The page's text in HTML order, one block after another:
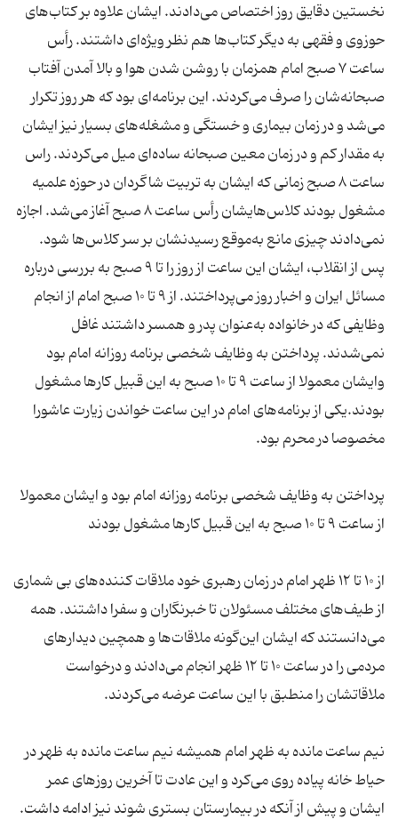
نخستین دقایق روز اختصاص می‌دادند. ایشان علاوه بر کتاب‌های
حوزوی و فقهی به دیگر کتاب‌ها هم نظر ویژه‌ای داشتند. رأس
ساعت ۷ صبح امام همزمان با روشن شدن هوا و بالا آمدن آفتاب
صبحانه‌شان را صرف می‌کردند. این برنامه‌ای بود که هر روز تکرار
می‌شد و در زمان بیماری و خستگی و مشغله‌های بسیار نیز ایشان
به مقدار کم و در زمان معین صبحانه ساده‌ای میل می‌کردند. راس
ساعت ۸ صبح زمانی که ایشان به تربیت شاگردان در حوزه علمیه
مشغول بودند کلاس‌‌هایشان رأس ساعت ۸ صبح آغاز می‌شد. اجازه
نمی‌دادند چیزی مانع به‌موقع رسیدنشان بر سر کلاس‌ها شود.
پس از انقلاب، ایشان این ساعت از روز را تا ۹ صبح به بررسی درباره
مسائل ایران و اخبار روز می‌پرداختند. از ۹ تا ۱۰ صبح امام از انجام
وظایفی که در خانواده به‌عنوان پدر و همسر داشتند غافل
نمی‌شدند. پرداختن به وظایف شخصی برنامه روزانه امام بود
وایشان معمولا از ساعت ۹ تا ۱۰ صبح به این قبیل کار‌ها مشغول
بودند.یکی از برنامه‌های امام در این ساعت خواندن زیارت عاشورا
پرداختن به وظایف شخصی برنامه روزانه امام بود و ایشان معمولا
از ۱۰ تا ۱۲ ظهر امام در زمان رهبری خود ملاقات ‌کننده‌های بی ‌شماری
از طیف‌های مختلف مسئولان تا خبرنگاران و سفرا داشتند. همه
می‌دانستند که ایشان این‌گونه ملاقات‌ها و همچین دیدارهای
مردمی را در ساعت ۱۰ تا ۱۲ ظهر انجام می‌دادند و درخواست
نیم ساعت مانده به ظهر امام همیشه نیم ساعت مانده به ظهر در
حیاط خانه پیاده ‌روی می‌کرد و این عادت تا آخرین روزهای عمر
ایشان و پیش از آنکه در بیمارستان بستری شوند نیز ادامه داشت.